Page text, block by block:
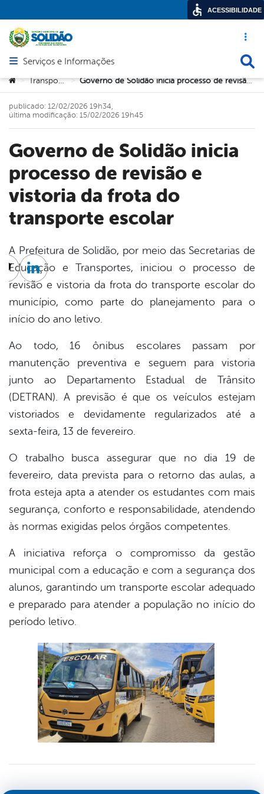
Acesso
Abrir menu principal de navegação
Serviços e Informações
Você está aqui:
> Transportes > Governo de Solidão inicia processo de revisão e vistoria da frota do transporte escolar
Governo de Solidão inicia
processo de revisão e
vistoria da frota do
transporte escolar
publicado: 12/02/2026 19h34,
última modificação: 15/02/2026 19h45
A Prefeitura de Solidão, por meio das Secretarias de
Educação e Transportes, iniciou o processo de
revisão e vistoria da frota do transporte escolar do
município, como parte do planejamento para o
início do ano letivo.
Ao todo, 16 ônibus escolares passam por
manutenção preventiva e seguem para vistoria
junto ao Departamento Estadual de Trânsito
(DETRAN). A previsão é que os veículos estejam
vistoriados e devidamente regularizados até a
sexta-feira, 13 de fevereiro.
O trabalho busca assegurar que no dia 19 de
fevereiro, data prevista para o retorno das aulas, a
frota esteja apta a atender os estudantes com mais
segurança, conforto e responsabilidade, atendendo
às normas exigidas pelos órgãos competentes.
A iniciativa reforça o compromisso da gestão
municipal com a educação e com a segurança dos
alunos, garantindo um transporte escolar adequado
e preparado para atender a população no início do
período letivo.
TwitterLinkedin
ACESSIBILIDADE